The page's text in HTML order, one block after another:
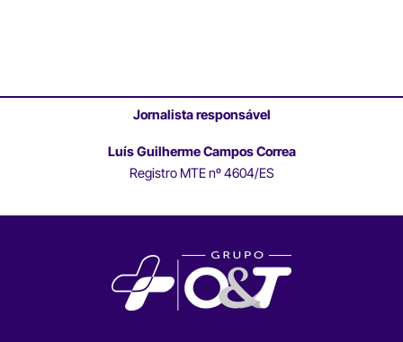
Jornalista responsável
Luís Guilherme Campos Correa
Registro MTE nº 4604/ES